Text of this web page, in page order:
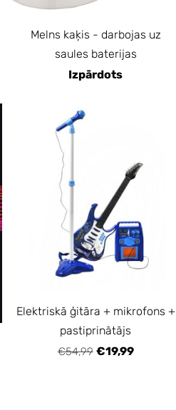
Melns kaķis - darbojas uz
saules baterijas
Izpārdots
Elektriskā ģitāra + mikrofons +
pastiprinātājs
€54,99 €19,99